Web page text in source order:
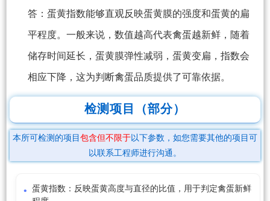
答：蛋黄指数能够直观反映蛋黄膜的强度和蛋黄的扁
平程度。一般来说，数值越高代表禽蛋越新鲜，随着
储存时间延长，蛋黄膜弹性减弱，蛋黄变扁，指数会
相应下降，这为判断禽蛋品质提供了可靠依据。
检测项目（部分）
本所可检测的项目 包含但不限于以下参数，如您需要其他的项目可
以联系工程师进行沟通。
蛋黄指数：反映蛋黄高度与直径的比值，用于判定禽蛋新鲜